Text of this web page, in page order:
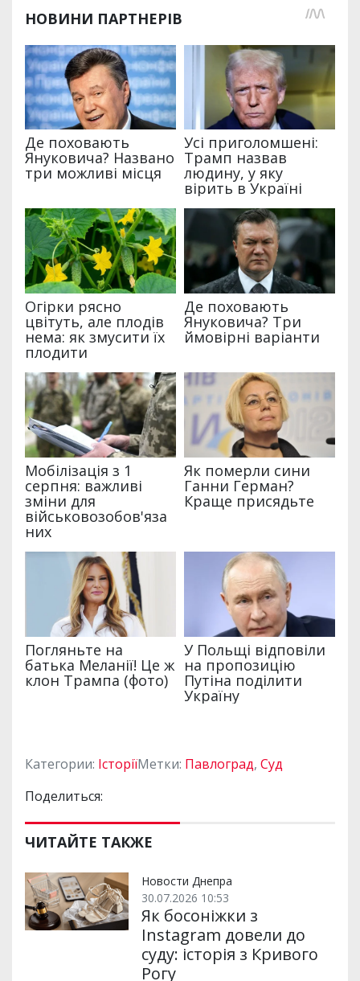
Категории: ІсторіїМетки: Павлоград, Суд
Поделиться:
ЧИТАЙТЕ ТАКЖЕ
Новости Днепра
30.07.2026 10:53
Як босоніжки з
Instagram довели до
суду: історія з Кривого
Рогу